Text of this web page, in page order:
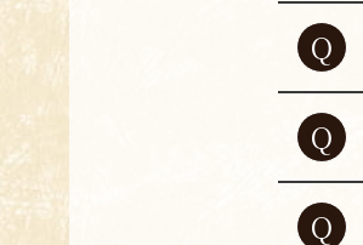
Q
A
Q
A
Q